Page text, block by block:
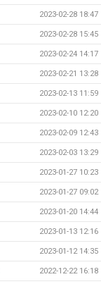
2023-02-28 18:47
2023-02-28 15:45
2023-02-24 14:17
2023-02-21 13:28
2023-02-13 11:59
2023-02-10 12:20
2023-02-09 12:43
2023-02-03 13:29
2023-01-27 10:23
2023-01-27 09:02
2023-01-20 14:44
2023-01-13 12:16
2023-01-12 14:35
2022-12-22 16:18